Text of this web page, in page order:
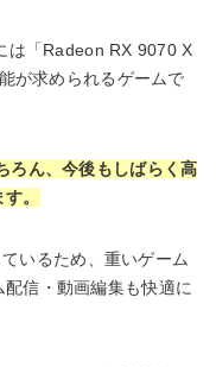
は「Radeon RX 9070 X
が求められるゲームで
ろん、今後もしばらく高
。
いるため、重いゲーム
信・動画編集も快適に